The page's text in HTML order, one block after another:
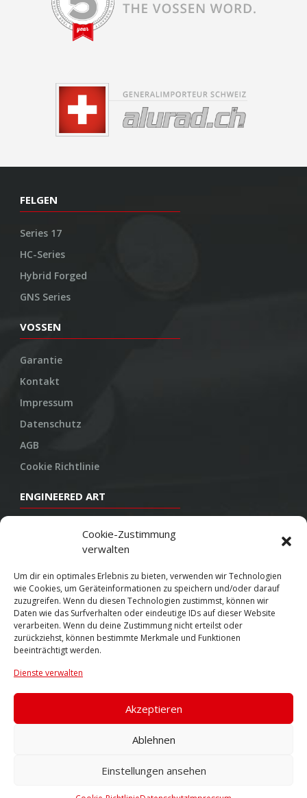
Cookie-Zustimmung
verwalten
Um dir ein optimales Erlebnis zu bieten, verwenden wir Technologien
wie Cookies, um Geräteinformationen zu speichern und/oder darauf
zuzugreifen. Wenn du diesen Technologien zustimmst, können wir
Daten wie das Surfverhalten oder eindeutige IDs auf dieser Website
verarbeiten. Wenn du deine Zustimmung nicht erteilst oder
zurückziehst, können bestimmte Merkmale und Funktionen
beeinträchtigt werden.
Dienste verwalten
Akzeptieren
Ablehnen
Einstellungen ansehen
FELGEN
Series 17
HC-Series
Hybrid Forged
GNS Series
VOSSEN
Garantie
Kontakt
Impressum
Datenschutz
AGB
Cookie Richtlinie
ENGINEERED ART
Konstruktion
Herstellung
Endbearbeitung
SOCIAL
Youtube
Twitter
© 2026 VOSSEN WHEELS